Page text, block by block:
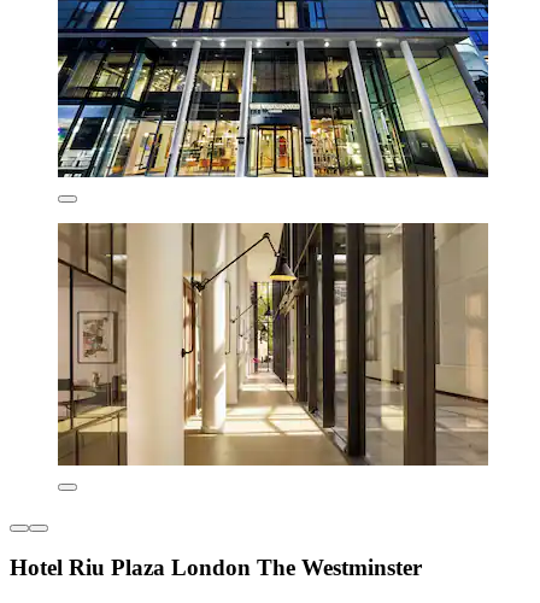
Hotel Riu Plaza London The Westminster